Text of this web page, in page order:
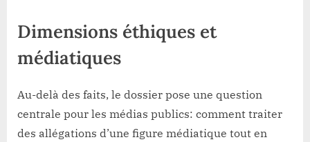
Dimensions éthiques et
médiatiques
Au-delà des faits, le dossier pose une question
centrale pour les médias publics: comment traiter
des allégations d’une figure médiatique tout en